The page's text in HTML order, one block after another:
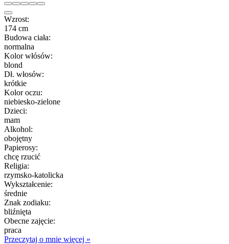
Wzrost:
174 cm
Budowa ciała:
normalna
Kolor włósów:
blond
Dł. włosów:
krótkie
Kolor oczu:
niebiesko-zielone
Dzieci:
mam
Alkohol:
obojętny
Papierosy:
chcę rzucić
Religia:
rzymsko-katolicka
Wykształcenie:
średnie
Znak zodiaku:
bliźnięta
Obecne zajęcie:
praca
Przeczytaj o mnie więcej »